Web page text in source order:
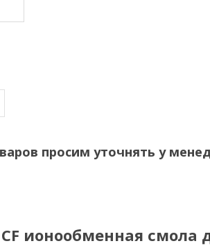
просим уточнять у
ионообменная смола